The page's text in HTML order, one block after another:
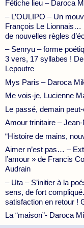
Fétiche lieu – Daroca
– L’OULIPO – Un
François Le Lionnais…
de nouvelles règles
– Senryu – forme
3 vers, 17 syllabes ! De
Lepoutre
Mys Paris – Daroca
Me vois-je, Lucienne
Le passé, demain
Amour trinitaire –
“Histoire de mains,
Aimer n’est pas… –
l’amour » de Francis
Audrain
– Uta – S’initier à la
sens, de fort
satisfaction en retour !
La “maison”- Daroca